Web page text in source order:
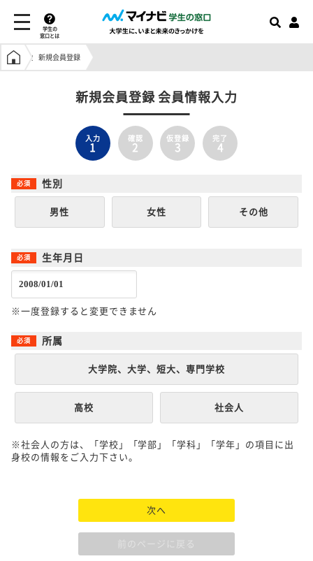
学生の
窓口とは
学生の窓口トップ
新規会員登録
新規会員登録 会員情報入力
入力
1
確認
2
仮登録
3
完了
4
性別
男性 女性 その他
生年月日
※一度登録すると変更できません
所属
大学院、大学、短大、専門学校
高校 社会人
※社会人の方は、「学校」「学部」「学科」「学年」の項目に出
身校の情報をご入力下さい。
次へ
前のページに戻る